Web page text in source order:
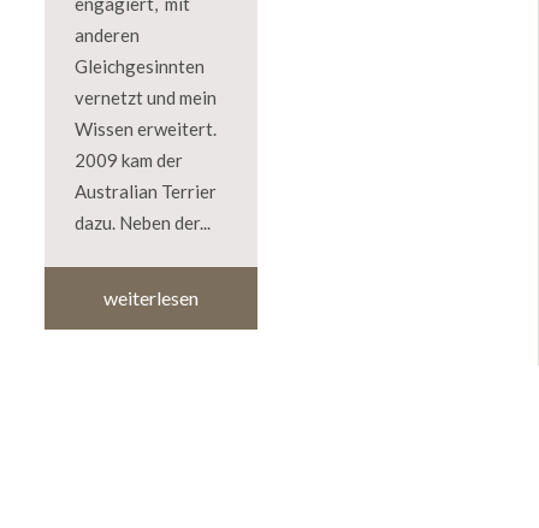
anderen
Gleichgesinnten
vernetzt und mein
Wissen erweitert.
2009 kam der
Australian Terrier
dazu. Neben der...
weiterlesen